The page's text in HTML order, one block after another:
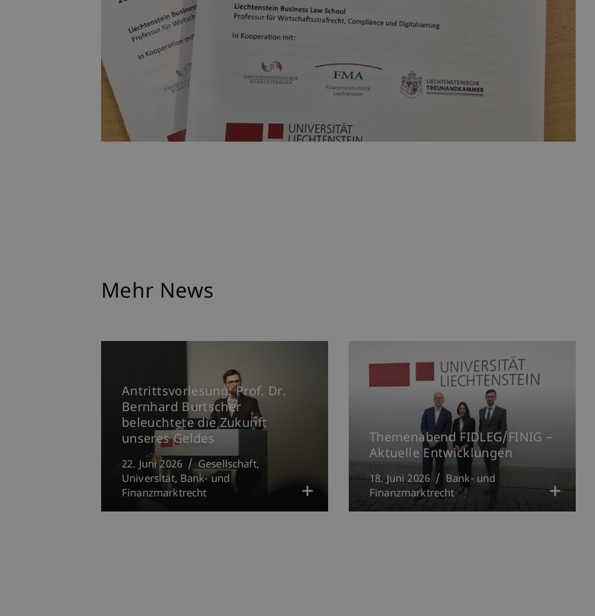
Mehr News
Antrittsvorlesung: Prof. Dr.
Bernhard Burtscher
beleuchtete die Zukunft
unseres Geldes
22. Juni 2026
Gesellschaft
Universität Bank- und
Finanzmarktrecht
Themenabend FIDLEG/FINIG –
Aktuelle Entwicklungen
18. Juni 2026
Bank- und
Finanzmarktrecht